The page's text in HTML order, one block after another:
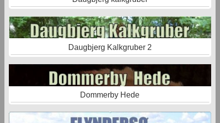
Daugbjerg Kalkgruber 2
Dommerby Hede